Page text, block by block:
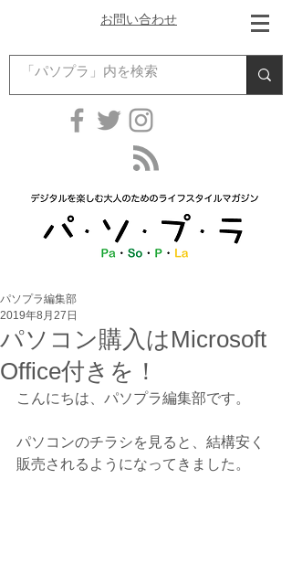
お問い合わせ
パソコン購入はMicrosoft
Office付きを！
パソプラ編集部
2019年8月27日
こんにちは、パソプラ編集部です。
パソコンのチラシを見ると、結構安く
販売されるようになってきました。